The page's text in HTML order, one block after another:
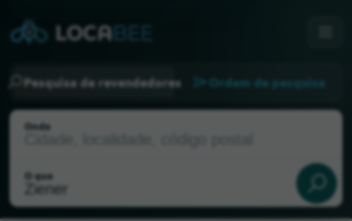
Pesquisa de revendedores Ordem de pesquisa
Onde
O que